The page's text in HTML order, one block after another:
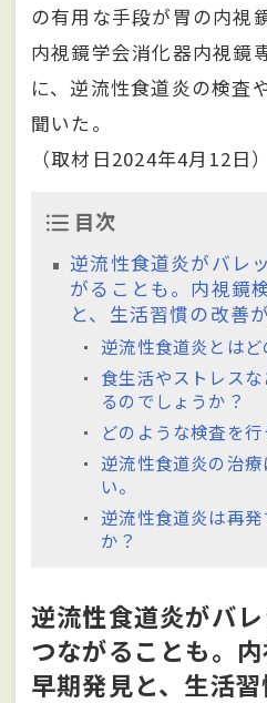
の有用な手段が胃の内視
内視鏡学会消化器内視鏡
に、逆流性食道炎の検査
聞いた。
（取材日2024年4月12日）
目次
逆流性食道炎がバレ
がることも。内視鏡
と、生活習慣の改善
逆流性食道炎とは
食生活やストレス
るのでしょうか？
どのような検査を
逆流性食道炎の治
い。
逆流性食道炎は再
か？
逆流性食道炎がバ
つながることも。
早期発見と、生活